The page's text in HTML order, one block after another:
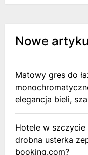
Nowe
Matowy gres do
elegancja bieli,
Hotele w
drobna usterka
booking.com?